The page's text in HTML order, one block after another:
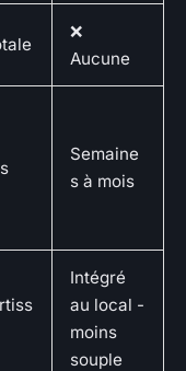
❌
Aucune
Semaine
s à mois
Intégré
au local -
moins
souple